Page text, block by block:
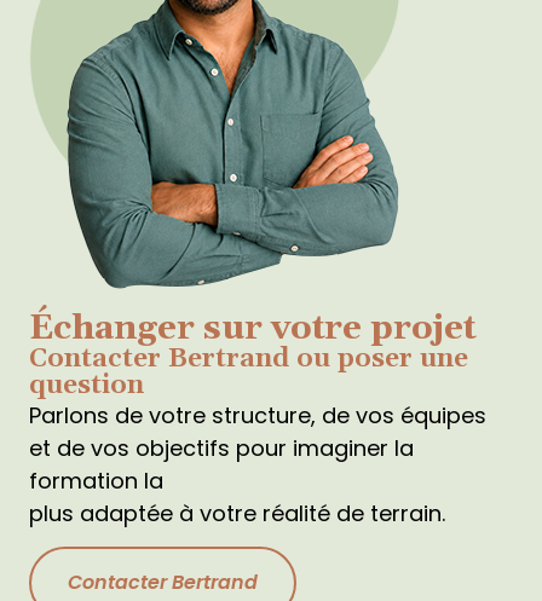
Échanger sur votre projet
Contacter Bertrand ou poser une
question
Parlons de votre structure, de vos équipes
et de vos objectifs pour imaginer la
formation la
plus adaptée à votre réalité de terrain.
Contacter Bertrand